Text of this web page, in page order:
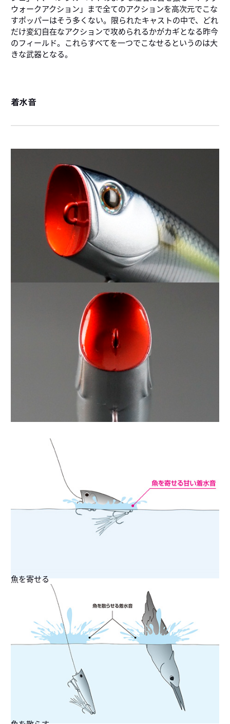
ウォークアクション」まで全てのアクションを高次元でこな
すポッパーはそう多くない。限られたキャストの中で、どれ
だけ変幻自在なアクションで攻められるかがカギとなる昨今
のフィールド。これらすべてを一つでこなせるというのは大
きな武器となる。
着水音
魚を寄せる